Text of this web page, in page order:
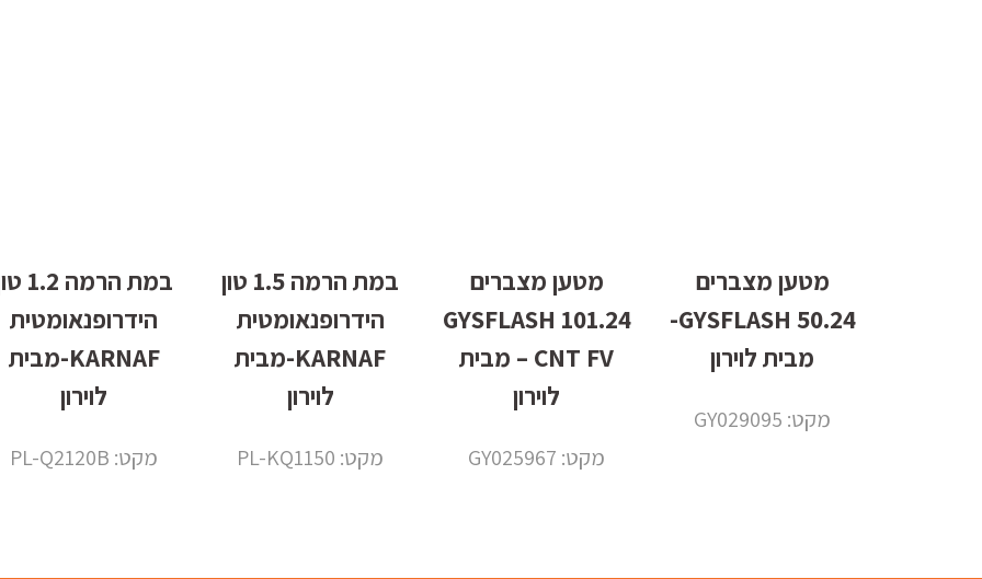
מטען מצברים
50.24 GYSFLASH-
מבית לוירון
מקט: GY029095
מטען מצברים
101.24 GYSFLASH
CNT FV – מבית
לוירון
מקט: GY025967
במת הרמה 1.5 טון
הידרופנאומטית
KARNAF-מבית
לוירון
מקט: PL-KQ1150
במת הרמה
הידרופנאומטית
KARNAF-מבית
לוירון
מקט: PL-Q2120B